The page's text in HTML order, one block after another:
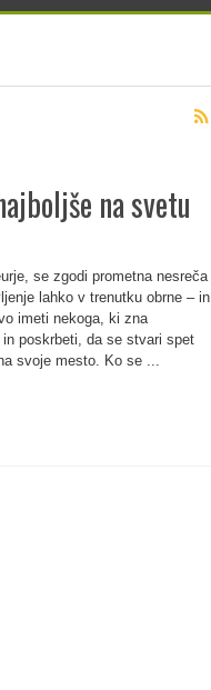
na svetu
se zgodi prometna nesreča
lahko v trenutku obrne – in
imeti nekoga, ki zna
poskrbeti, da se stvari spet
svoje mesto. Ko se ...